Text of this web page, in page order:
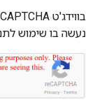
נעשה בו שימוש